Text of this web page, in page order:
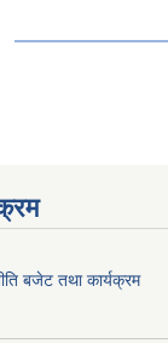
बजेट तथा कार्यक्रम